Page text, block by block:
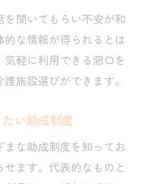
聞いてもらい不安が和
的な情報が得られるとは
軽に利用できる窓口を
施設選びができます。
い助成制度
な助成制度を知ってお
ます。代表的なものと